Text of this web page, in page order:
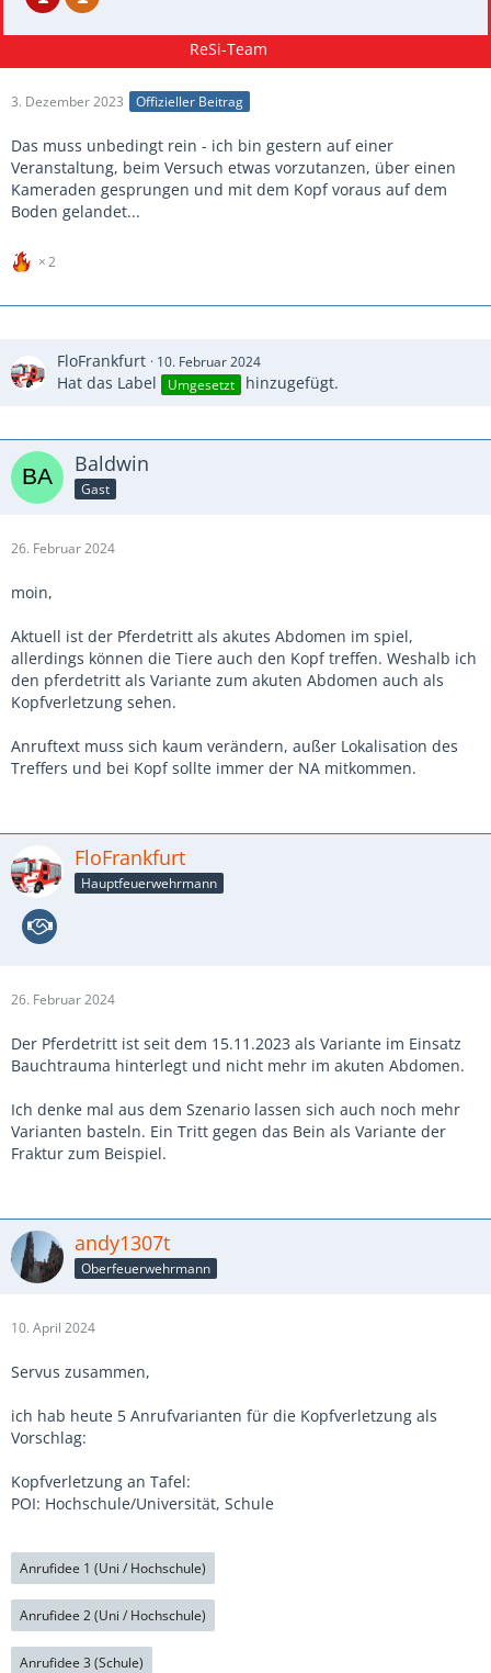
3. Dezember 2023 Offizieller Beitrag
Das muss unbedingt rein - ich bin gestern auf einer
Veranstaltung, beim Versuch etwas vorzutanzen, über einen
Kameraden gesprungen und mit dem Kopf voraus auf dem
Boden gelandet...
2
FloFrankfurt 10. Februar 2024
Hat das Label Umgesetzt hinzugefügt.
Baldwin
Gast
26. Februar 2024
moin,
Aktuell ist der Pferdetritt als akutes Abdomen im spiel,
allerdings können die Tiere auch den Kopf treffen. Weshalb ich
den pferdetritt als Variante zum akuten Abdomen auch als
Kopfverletzung sehen.
Anruftext muss sich kaum verändern, außer Lokalisation des
Treffers und bei Kopf sollte immer der NA mitkommen.
FloFrankfurt
Hauptfeuerwehrmann
26. Februar 2024
Der Pferdetritt ist seit dem 15.11.2023 als Variante im Einsatz
Bauchtrauma hinterlegt und nicht mehr im akuten Abdomen.
Ich denke mal aus dem Szenario lassen sich auch noch mehr
Varianten basteln. Ein Tritt gegen das Bein als Variante der
Fraktur zum Beispiel.
andy1307t
Oberfeuerwehrmann
10. April 2024
Servus zusammen,
ich hab heute 5 Anrufvarianten für die Kopfverletzung als
Vorschlag:
Kopfverletzung an Tafel:
POI: Hochschule/Universität, Schule
Anrufidee 1 (Uni / Hochschule)
Anrufidee 2 (Uni / Hochschule)
Anrufidee 3 (Schule)